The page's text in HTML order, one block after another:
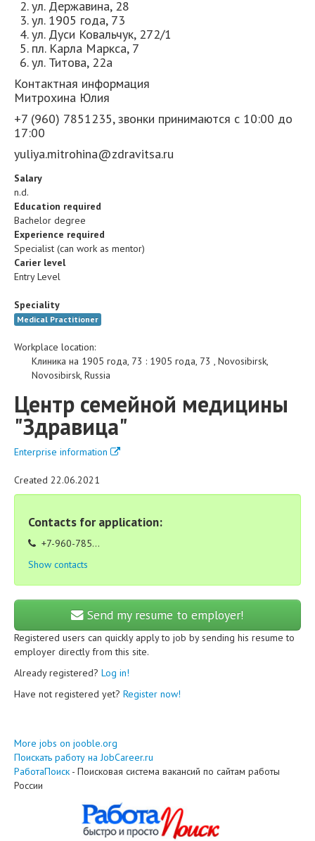
ул. Державина, 28
ул. 1905 года, 73
ул. Дуси Ковальчук, 272/1
пл. Карла Маркса, 7
ул. Титова, 22а
Контактная информация
Митрохина Юлия
+7 (960) 7851235, звонки принимаются с 10:00 до
17:00
yuliya.mitrohina@zdravitsa.ru
Salary
n.d.
Education required
Bachelor degree
Experience required
Specialist (can work as mentor)
Carier level
Entry Level
Speciality
Medical Practitioner
Workplace location:
Клиника на 1905 года, 73 : 1905 года, 73 , Novosibirsk,
Novosibirsk, Russia
Центр семейной медицины
"Здравица"
Enterprise information
Created 22.06.2021
Contacts for application:
+7-960-785...
Show contacts
Send my resume to employer!
Registered users can quickly apply to job by sending his resume to
employer directly from this site.
Already registered? Log in!
Have not registered yet? Register now!
More jobs on jooble.org
Поискать работу на JobCareer.ru
РаботаПоиск - Поисковая система вакансий по сайтам работы
России